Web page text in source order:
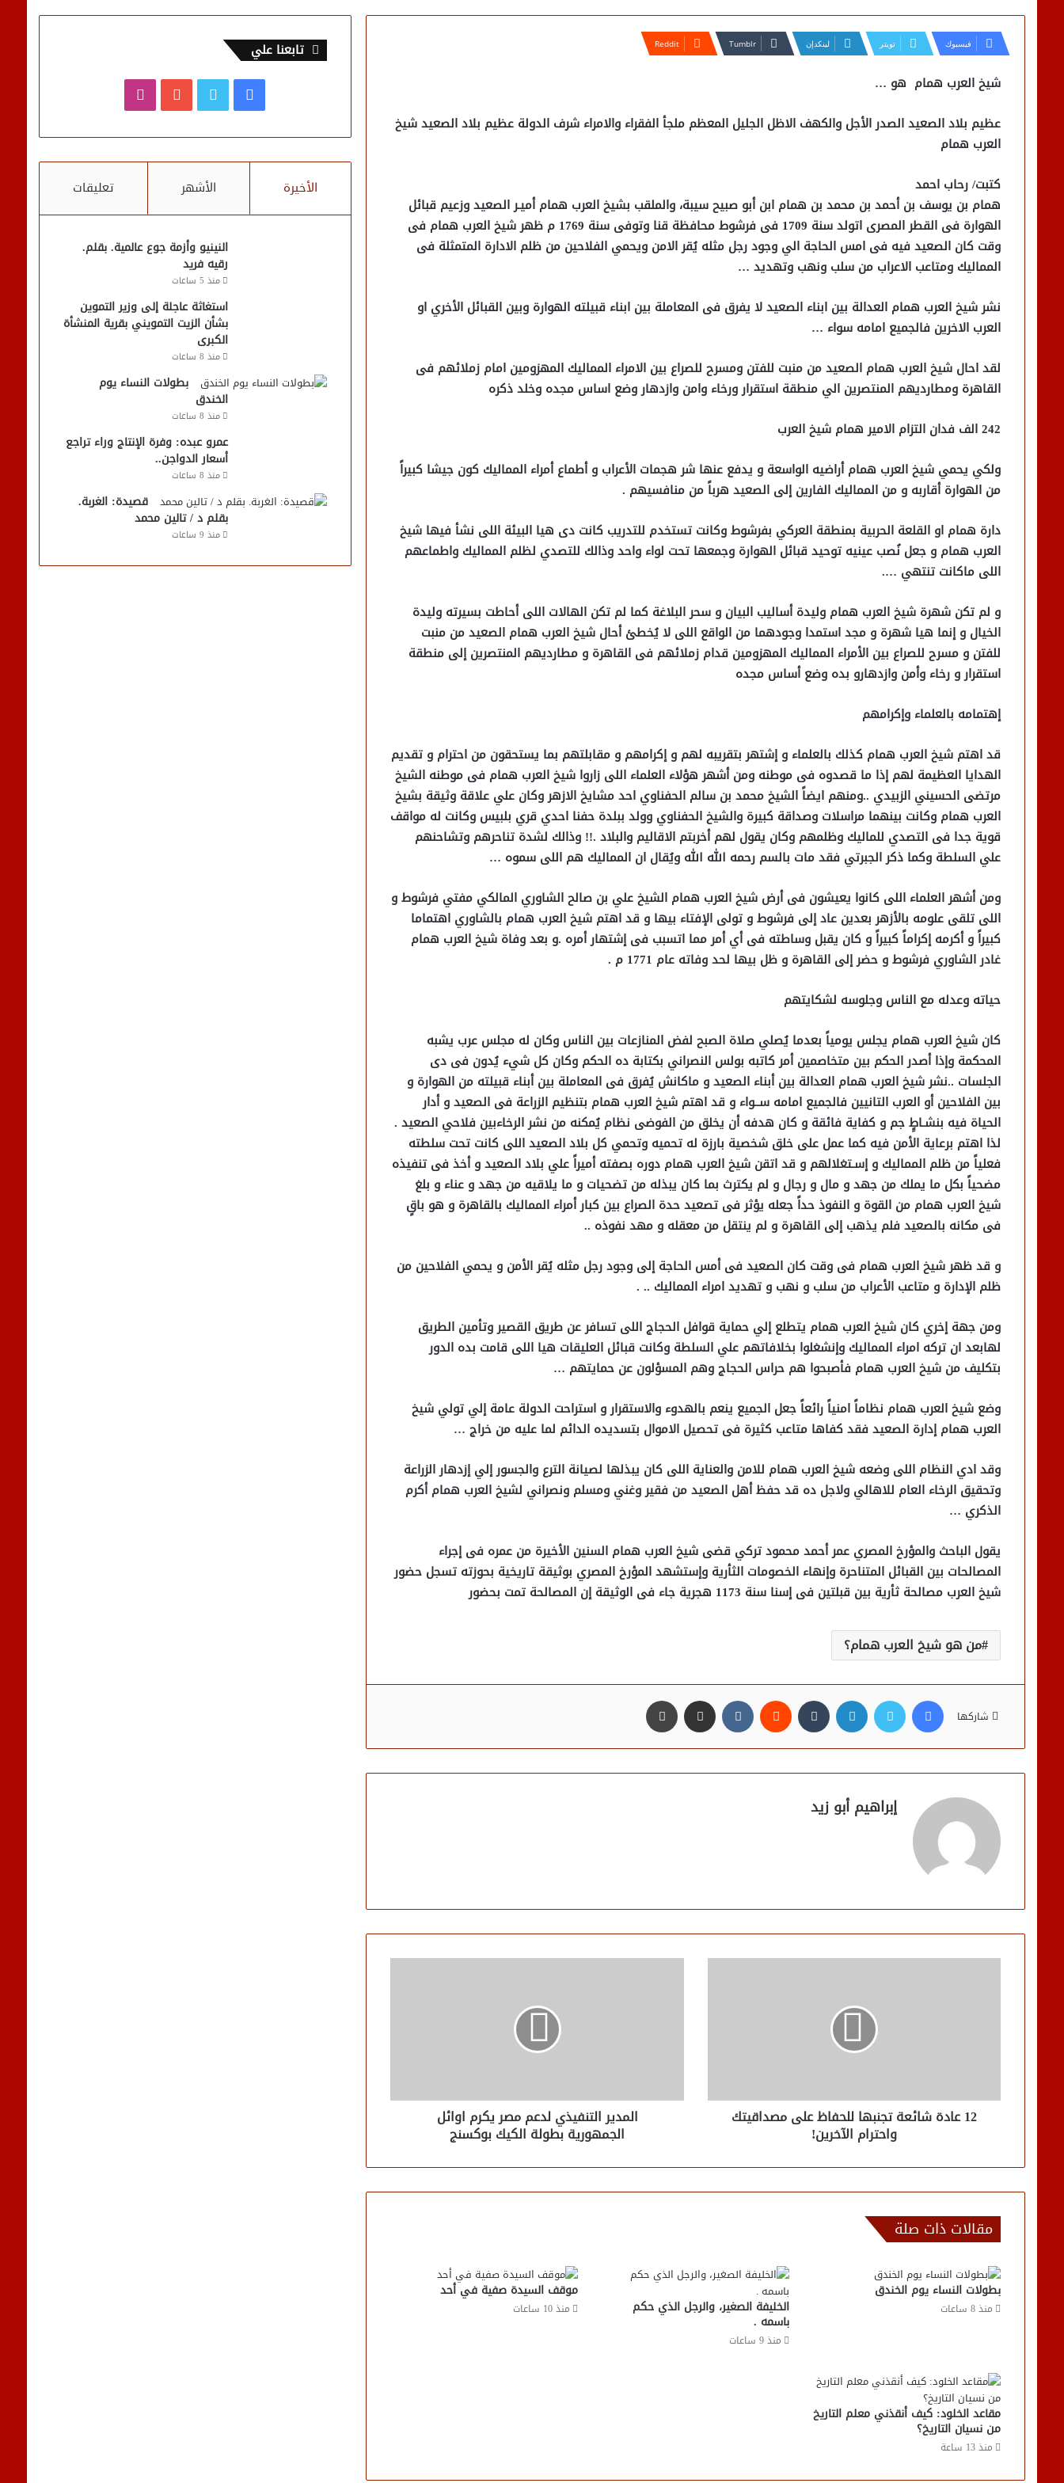
فيسبوك تويتر لينكدإن
شيخ العرب همام هو …
عظيم بلاد الصعيد الصدر الأجل والكهف الاظل الجليل المعظم ملجأ الفقراء والامراء شرف الدولة عظيم بلاد الصعيد شيخ
العرب همام
كتبت/ رحاب احمد
همام بن يوسف بن أحمد بن محمد بن همام ابن أبو صبيح سيبة، والملقب بشيخ العرب همام أميـر الصعيد وزعيم قبائل
الهوارة فى القطر المصرى اتولد سنة 1709 فى فرشوط محافظة قنا وتوفى سنة 1769 م ظهر شيخ العرب همام فى
وقت كان الصعيد فيه فى امس الحاجة الي وجود رجل مثله يُقر الامن ويحمي الفلاحين من ظلم الادارة المتمثلة فى
المماليك ومتاعب الاعراب من سلب ونهب وتهديد …
نشر شيخ العرب همام العدالة بين ابناء الصعيد لا يفرق فى المعاملة بين ابناء قبيلته الهوارة وبين القبائل الأخري او
العرب الاخرين فالجميع امامه سواء …
لقد احال شيخ العرب همام الصعيد من منبت للفتن ومسرح للصراع بين الامراء المماليك المهزومين امام زملائهم فى
القاهرة ومطارديهم المنتصرين الي منطقة استقرار ورخاء وامن وازدهار وضع اساس مجده وخلد ذكره
242 الف فدان التزام الامير همام شيخ العرب
ولكي يحمي شيخ العرب همام أراضيه الواسعة و يدفع عنها شر هجمات الأعراب و أطماع أمراء المماليك كون جيشا كبيراً
من الهوارة أقاربه و من المماليك الفارين إلى الصعيد هرباً من منافسيهم .
دارة همام او القلعة الحربية بمنطقة العركي بفرشوط وكانت تستخدم للتدريب كانت دى هيا البيئة اللى نشأ فيها شيخ
العرب همام و جعل نُصب عينيه توحيد قبائل الهوارة وجمعها تحت لواء واحد وذالك للتصدي لظلم المماليك واطماعهم
اللى ماكانت تنتهي ….
و لم تكن شهرة شيخ العرب همام وليدة أساليب البيان و سحر البلاغة كما لم تكن الهالات اللى أحاطت بسيرته وليدة
الخيال و إنما هيا شهرة و مجد استمدا وجودهما من الواقع اللى لا يُخطئ أحال شيخ العرب همام الصعيد من منبت
للفتن و مسرح للصراع بين الأمراء المماليك المهزومين قدام زملائهم فى القاهرة و مطارديهم المنتصرين إلى منطقة
استقرار و رخاء وأمن وازدهارو بده وضع أساس مجده
إهتمامه بالعلماء وإكرامهم
قد اهتم شيخ العرب همام كذلك بالعلماء و إشتهر بتقريبه لهم و إكرامهم و مقابلتهم بما يستحقون من احترام و تقديم
الهدايا العظيمة لهم إذا ما قصدوه فى موطنه ومن أشهر هؤلاء العلماء اللى زاروا شيخ العرب همام فى موطنه الشيخ
مرتضى الحسيني الزبيدي ..ومنهم ايضاً الشيخ محمد بن سالم الحفناوي احد مشايخ الازهر وكان علي علاقة وثيقة بشيخ
العرب همام وكانت بينهما مراسلات وصداقة كبيرة والشيخ الحفناوي وولد ببلدة حفنا احدي قري بلبيس وكانت له مواقف
قوية جدا فى التصدي للماليك وظلمهم وكان يقول لهم أخربتم الاقاليم والبلاد .!! وذالك لشدة تناحرهم وتشاحنهم
علي السلطة وكما ذكر الجبرتي فقد مات بالسم رحمه الله الله ويُقال ان المماليك هم اللى سموه …
ومن أشهر العلماء اللى كانوا يعيشون فى أرض شيخ العرب همام الشيخ علي بن صالح الشاوري المالكي مفتي فرشوط و
اللى تلقى علومه بالأزهر بعدين عاد إلى فرشوط و تولى الإفتاء بيها و قد اهتم شيخ العرب همام بالشاوري اهتماما
كبيراً و أكرمه إكراماً كبيراً و كان يقبل وساطته فى أي أمر مما اتسبب فى إشتهار أمره .و بعد وفاة شيخ العرب همام
غادر الشاوري فرشوط و حضر إلى القاهرة و ظل بيها لحد وفاته عام 1771 م .
حياته وعدله مع الناس وجلوسه لشكايتهم
كان شيخ العرب همام يجلس يومياً بعدما يُصلي صلاة الصبح لفض المنازعات بين الناس وكان له مجلس عرب يشبه
المحكمة وإذا أصدر الحكم بين متخاصمين أمر كاتبه بولس النصراني بكتابة ده الحكم وكان كل شيء يُدون فى دى
الجلسات ..نشر شيخ العرب همام العدالة بين أبناء الصعيد و ماكانش يُفرق فى المعاملة بين أبناء قبيلته من الهوارة و
بين الفلاحين أو العرب التانيين فالجميع امامه ســواء و قد اهتم شيخ العرب همام بتنظيم الزراعة فى الصعيد و أدار
الحياة فيه بنشـاطٍِ جم و كفاية فائقة و كان هدفه أن يخلق من الفوضى نظام يُمكنه من نشر الرخاءبين فلاحي الصعيد .
لذا اهتم برعاية الأمن فيه كما عمل على خلق شخصية بارزة له تحميه وتحمي كل بلاد الصعيد اللى كانت تحت سلطته
فعلياً من ظلم المماليك و إسـتغلالهم و قد اتقن شيخ العرب همام دوره بصفته أميراً علي بلاد الصعيد و أخذ فى تنفيذه
مضحياً بكل ما يملك من جهد و مال و رجال و لم يكترث بما كان يبذله من تضحيات و ما يلاقيه من جهد و عناء و بلغ
شيخ العرب همام من القوة و النفوذ حداً جعله يؤثر فى تصعيد حدة الصراع بين كبار أمراء المماليك بالقاهرة و هو باقٍ
فى مكانه بالصعيد فلم يذهب إلى القاهرة و لم ينتقل من معقله و مهد نفوذه ..
و قد ظهر شيخ العرب همام فى وقت كان الصعيد فى أمس الحاجة إلى وجود رجل مثله يُقر الأمن و يحمي الفلاحين من
ظلم الإدارة و متاعب الأعراب من سلب و نهب و تهديد امراء المماليك .. .
ومن جهة إخري كان شيخ العرب همام يتطلع إلي حماية قوافل الحجاج اللى تسافر عن طريق القصير وتأمين الطريق
لهابعد ان تركه امراء المماليك وإنشغلوا بخلافاتهم علي السلطة وكانت قبائل العليقات هيا اللى قامت بده الدور
بتكليف من شيخ العرب همام فأصبحوا هم حراس الحجاج وهم المسؤلون عن حمايتهم …
وضع شيخ العرب همام نظاماً امنياً رائعاً جعل الجميع ينعم بالهدوء والاستقرار و استراحت الدولة عامة إلي تولي شيخ
العرب همام إدارة الصعيد فقد كفاها متاعب كثيرة فى تحصيل الاموال بتسديده الدائم لما عليه من خراج …
وقد ادي النظام اللى وضعه شيخ العرب همام للامن والعناية اللى كان يبذلها لصيانة الترع والجسور إلي إزدهار الزراعة
وتحقيق الرخاء العام للاهالي ولاجل ده قد حفظ أهل الصعيد من فقير وغني ومسلم ونصراني لشيخ العرب همام أكرم
الذكري …
يقول الباحث والمؤرخ المصري عمر أحمد محمود تركي قضى شيخ العرب همام السنين الأخيرة من عمره فى إجراء
المصالحات بين القبائل المتناحرة وإنهاء الخصومات الثأرية وإستشهد المؤرخ المصري بوثيقة تاريخية بحوزته تسجل حضور
شيخ العرب مصالحة ثأرية بين قبلتين فى إسنا سنة 1173 هجرية جاء فى الوثيقة إن المصالحة تمت بحضور
من هو شيخ العرب همام؟
شاركها
فيسبوك تويتر لينكدإن مشاركة عبر البريد
إبراهيم أبو زيد
12 عادة شائعة تجنبها للحفاظ على مصداقيتك
واحترام الآخرين!
المدير التنفيذي لدعم مصر يكرم اوائل
الجمهورية بطولة الكيك بوكسنج
مقالات ذات صلة
بطولات النساء يوم الخندق
منذ 8 ساعات الخليفة الصغير، والرجل الذي حكم
باسمه .
منذ 9 ساعات
موقف السيدة صفية في أحد
منذ 10 ساعات
مقاعد الخلود: كيف أنقذني معلم التاريخ
من نسيان التاريخ؟
منذ 13 ساعة
تابعنا علي
فيسبوك يوتيوب
الأخيرة الأشهر تعليقات
النينيو وأزمة جوع عالمية. بقلم.
رقيه فريد
منذ 5 ساعات
استغاثة عاجلة إلى وزير التموين
بشأن الزيت التمويني بقرية المنشأة
الكبرى
منذ 8 ساعات
بطولات النساء يوم
الخندق
منذ 8 ساعات
عمرو عبده: وفرة الإنتاج وراء تراجع
أسعار الدواجن..
منذ 8 ساعات
قصيدة: الغربة.
بقلم د / تالين محمد
منذ 9 ساعات